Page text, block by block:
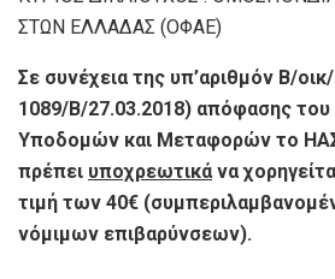
ΣΤΩΝ ΕΛΛΑΔΑΣ (ΟΦΑΕ)
Σε συνέχεια της υπ’αριθμόν Β/
1089/Β/27.03.2018) απόφασης
Υποδομών και Μεταφορών το
πρέπει υποχρεωτικάνα
τιμή των 40€
νόμιμων επιβαρύνσεων).